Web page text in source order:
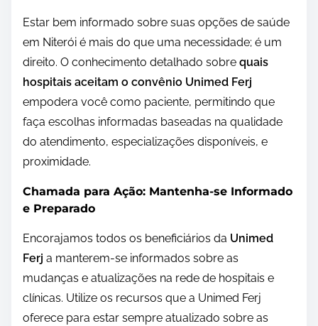
Estar bem informado sobre suas opções de saúde
em Niterói é mais do que uma necessidade; é um
direito. O conhecimento detalhado sobre quais
hospitais aceitam o convênio Unimed Ferj
empodera você como paciente, permitindo que
faça escolhas informadas baseadas na qualidade
do atendimento, especializações disponíveis, e
proximidade.
Chamada para Ação: Mantenha-se Informado
e Preparado
Encorajamos todos os beneficiários da Unimed
Ferj a manterem-se informados sobre as
mudanças e atualizações na rede de hospitais e
clínicas. Utilize os recursos que a Unimed Ferj
oferece para estar sempre atualizado sobre as